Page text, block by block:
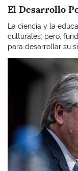
El Desarrollo
La ciencia y la
culturales; pero,
para desarrollar su
Imagen